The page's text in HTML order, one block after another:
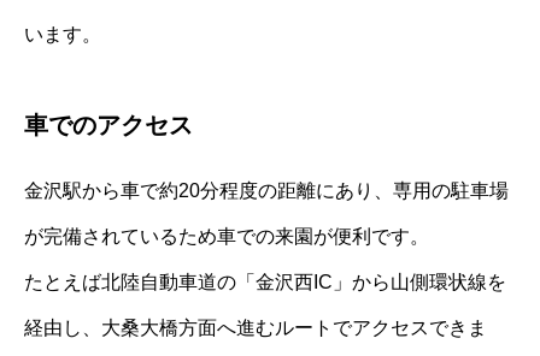
います。
車でのアクセス
金沢駅から車で約20分程度の距離にあり、専用の駐車場
が完備されているため車での来園が便利です。
たとえば北陸自動車道の「金沢西IC」から山側環状線を
経由し、大桑大橋方面へ進むルートでアクセスできま